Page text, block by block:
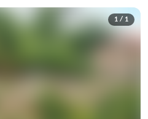
1 / 1